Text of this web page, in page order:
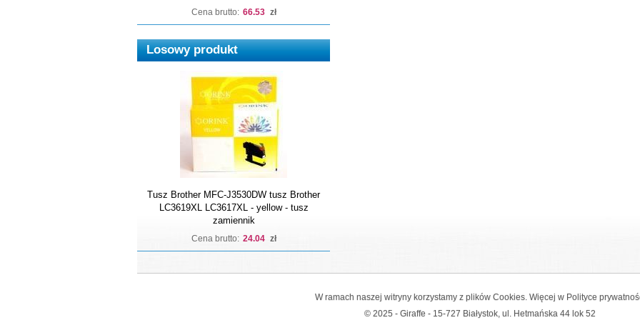
Cena brutto: 66.53 zł
Losowy produkt
Tusz Brother MFC-J3530DW tusz Brother
LC3619XL LC3617XL - yellow - tusz
zamiennik
Cena brutto: 24.04 zł
W ramach naszej witryny korzystamy z plików Cookies. Więcej w Polityce
© 2025 - Giraffe - 15-727 Białystok, ul. Hetmańska 44 lok 52